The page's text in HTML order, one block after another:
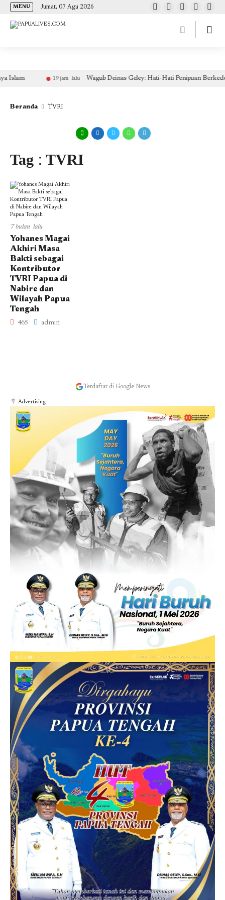
(self.SWG_BASIC = self.SWG_BASIC || []).push( basicSubscriptions => {
basicSubscriptions.init({ type: "NewsArticle", isPartOfType: ["Product"], isPartOfProductId:
MENU Jumat, 07 Agu 2026
19 jam lalu Wagub Deinas Geley: Hati-Hati Penipuan Berkedok
Beranda TVRI
Tag : TVRI
7 bulan lalu
Yohanes Magai
Akhiri Masa
Bakti sebagai
Kontributor
TVRI Papua di
Nabire dan
Wilayah Papua
Tengah
465 admin
Terdaftar di Google News
Advertising